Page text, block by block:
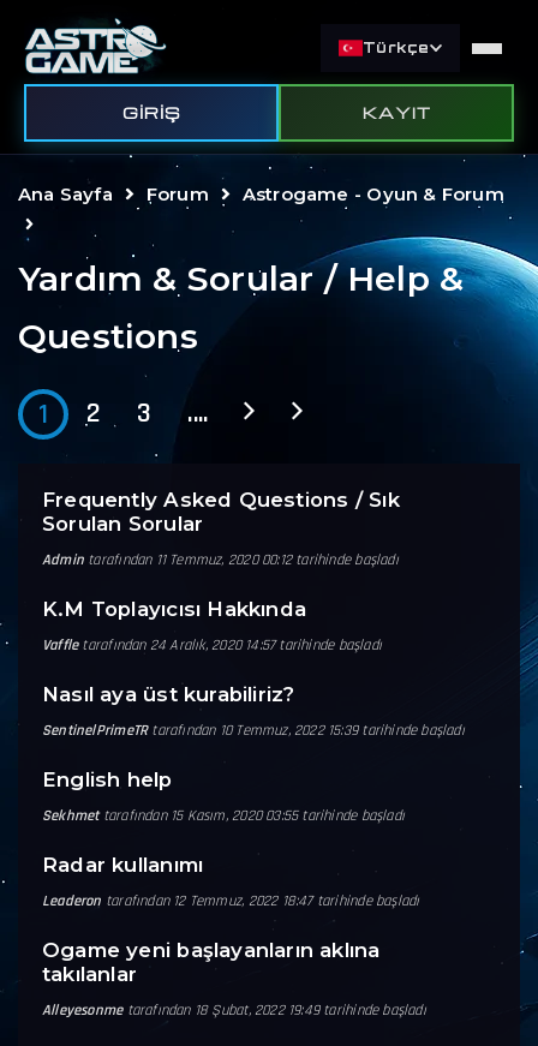
Türkçe
GIRIŞ KAYIT
Ana Sayfa Forum Astrogame - Oyun & Forum
Yardım & Sorular / Help &
Questions
1 2 3 ....
Frequently Asked Questions / Sık
Sorulan Sorular
Admin tarafından 11 Temmuz, 2020 00:12 tarihinde başladı
K.M Toplayıcısı Hakkında
Vaffletarafından 24 Aralık, 2020 14:57 tarihinde başladı
Nasıl aya üst kurabiliriz?
SentinelPrimeTRtarafından 10 Temmuz, 2022 15:39 tarihinde başladı
English help
Sekhmettarafından 15 Kasım, 2020 03:55 tarihinde başladı
Radar kullanımı
Leaderon tarafından 12 Temmuz, 2022 18:47 tarihinde başladı
Ogame yeni başlayanların aklına
takılanlar
Alleyesonmetarafından 18 Şubat, 2022 19:49 tarihinde başladı